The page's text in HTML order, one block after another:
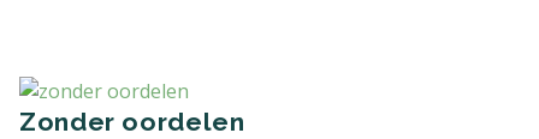
Zonder oordelen